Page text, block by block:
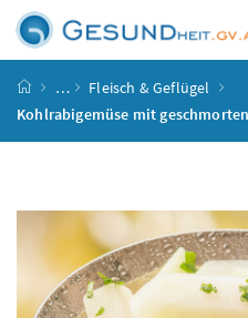
Zum Inhalt
Zum Hauptmenü
Zum Untermenü
Zur Suche
Startseite
…
Fleisch & Geflügel
Kohlrabigemüse mit